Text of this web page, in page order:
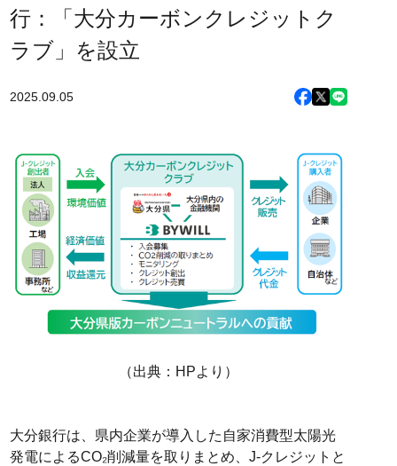
行：「大分カーボンクレジットク
ラブ」を設立
2025.09.05
（出典：HPより）
大分銀行は、県内企業が導入した自家消費型太陽光
発電によるCO₂削減量を取りまとめ、J-クレジットと